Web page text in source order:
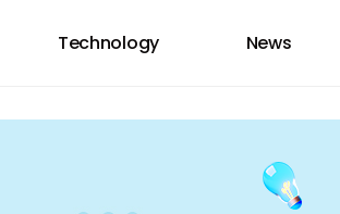
Technology News